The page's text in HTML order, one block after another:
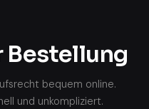
bequem online.
und unkompliziert.